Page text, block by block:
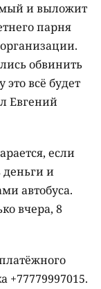
и выложит
парня
обвинить
всё будет
Евгений
если
деньги и
автобуса.
вчера, 8